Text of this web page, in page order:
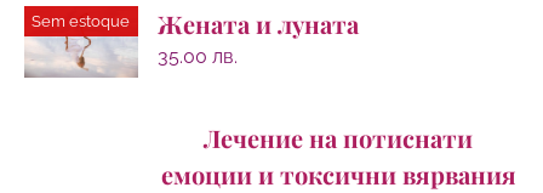
Sem estoque Жената и луната
35.00лв.
Лечение на потиснати
емоции и токсични вярвания